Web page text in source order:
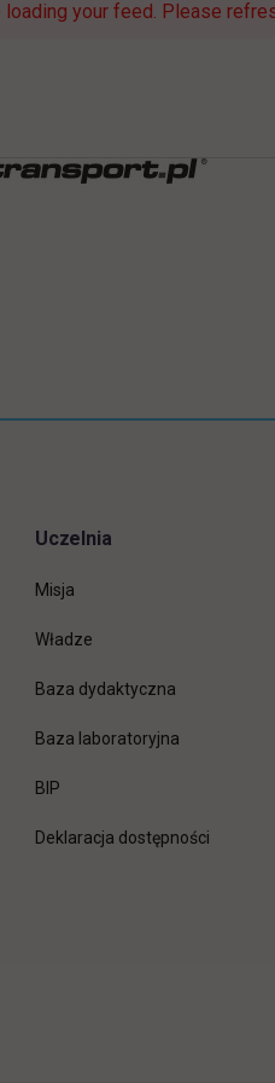
loading your feed. Please
Uczelnia
Misja
Władze
Baza dydaktyczna
Baza laboratoryjna
BIP
Deklaracja dostępności